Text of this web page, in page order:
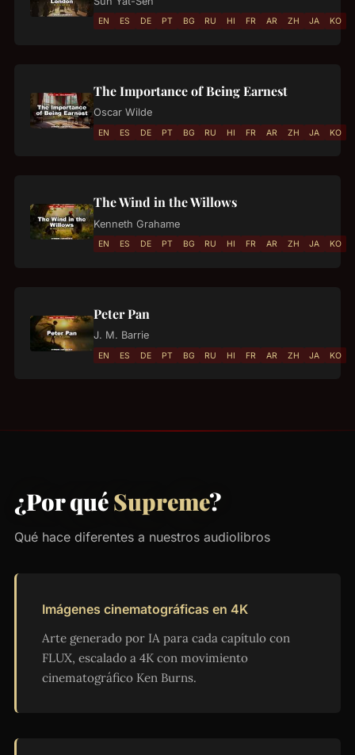
EN ES DE PT BG RU HI FR AR ZH JA KO
The Importance of Being Earnest
Oscar Wilde
EN ES DE PT BG RU HI FR AR ZH JA KO
The Wind in the Willows
Kenneth Grahame
EN ES DE PT BG RU HI FR AR ZH JA KO
Peter Pan
J. M. Barrie
EN ES DE PT BG RU HI FR AR ZH JA KO
¿Por quéSupreme?
Qué hace diferentes a nuestros audiolibros
Imágenes cinematográficas en 4K
Arte generado por IA para cada capítulo con
FLUX, escalado a 4K con movimiento
cinematográfico Ken Burns.